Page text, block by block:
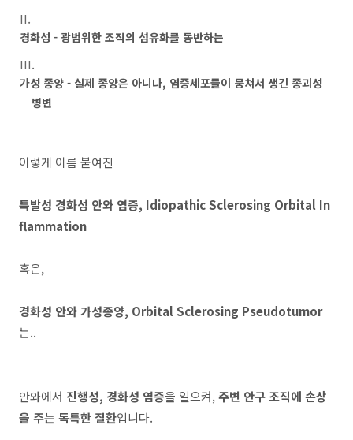
경화성 - 광범위한 조직의 섬유화를 동반하는
가성 종양 - 실제 종양은 아니나, 염증세포들이 뭉쳐서 생긴 종괴성
병변
이렇게 이름 붙여진
특발성 경화성 안와 염증, Idiopathic Sclerosing Orbital In
flammation
혹은,
경화성 안와 가성종양, Orbital Sclerosing Pseudotumor
는..
안와에서 진행성, 경화성 염증을 일으켜,주변 안구 조직에 손상
을 주는 독특한 질환입니다.